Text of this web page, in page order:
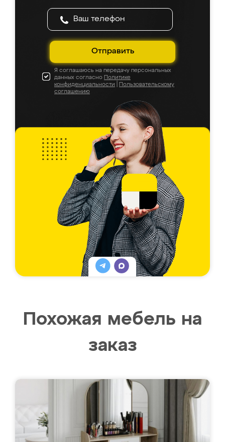
Отправить
Я соглашаюсь на передачу персональных
данных согласно Политике
конфиденциальности
Пользовательскому
соглашению
Похожая мебель на
заказ